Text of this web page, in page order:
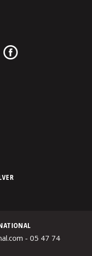
- 05 47 74